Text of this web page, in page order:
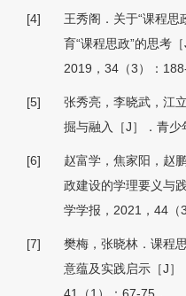
[4]
王秀阁．关于“课程
育“课程思政”的思考
2019，34（3）：
[5]
张秀亮，李晓武，江
掘与融入［J］．青少
[6]
赵富学，焦家阳，赵
政建设的学理要义与
学学报，2021，44（
[7]
樊梅，张晓林．课程
意蕴及实践启示［J］